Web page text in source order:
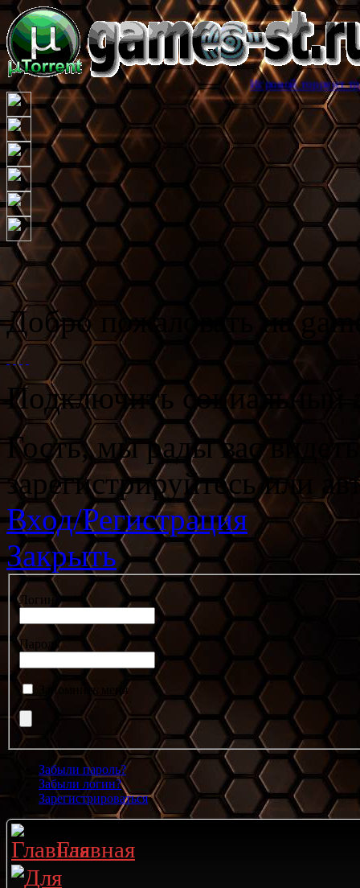
Игровой торрент трекер
Добро пожаловать на
Подключить социальный
Гость, мы рады вас
зарегистрируйтесь или
Вход/Регистрация
Закрыть
Логин
Пароль
Запомнить меня
Забыли пароль?
Забыли логин?
Зарегистрироваться
Главная